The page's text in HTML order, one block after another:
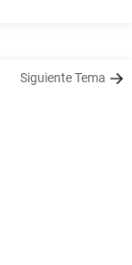
Siguiente Tema